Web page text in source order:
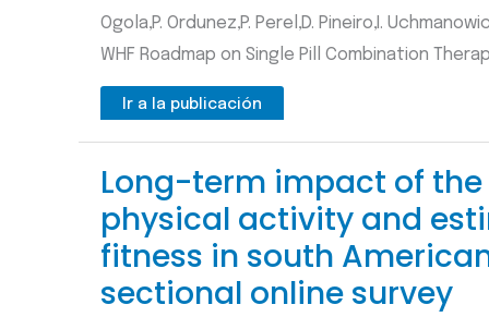
Ogola,P. Ordunez,P. Perel,D. Pineiro,I.
WHF Roadmap on Single Pill Combination
Ir a la publicación
Long-term impact of the
physical activity and
fitness in south
sectional online survey